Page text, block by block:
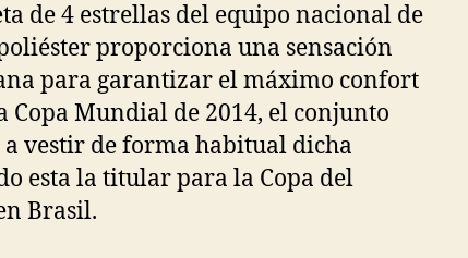
de 4 estrellas del equipo nacional de
proporciona una sensación
para garantizar el máximo confort
Copa Mundial de 2014, el conjunto
a vestir de forma habitual dicha
esta la titular para la Copa del
Brasil.